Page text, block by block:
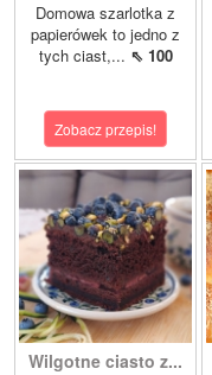
Domowa szarlotka z
papierówek to jedno z
tych ciast,... ⇖ 100
Zobacz przepis!
Wilgotne ciasto z...